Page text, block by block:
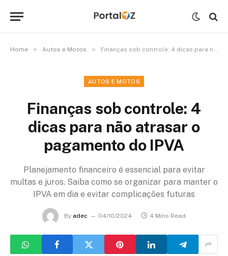
Home » Autos e Motos » Finanças sob controle: 4 dicas para não atrasar o pagamento do IPVA
AUTOS E MOTOS
Finanças sob controle: 4
dicas para não atrasar o
pagamento do IPVA
Planejamento financeiro é essencial para evitar
multas e juros. Saiba como se organizar para manter o
IPVA em dia e evitar complicações futuras
By adec 04/10/2024 4 Mins Read